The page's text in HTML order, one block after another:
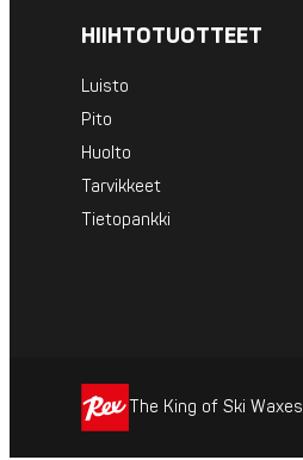
HIIHTOTUOTTEET
Luisto
Pito
Huolto
Tarvikkeet
Tietopankki
The King of Ski Waxes